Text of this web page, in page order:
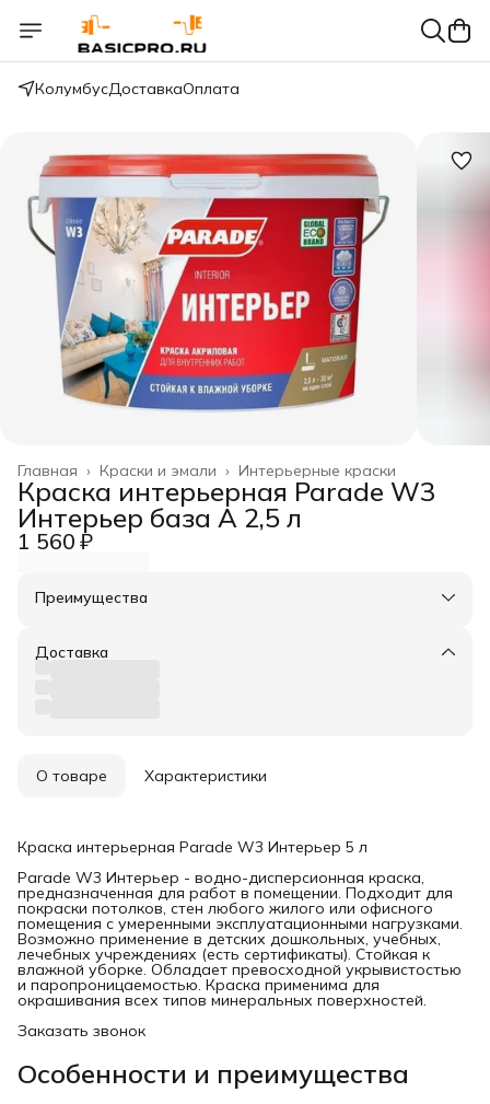
КолумбусДоставкаОплата
Интерьерные краски
Краски и эмали ›
Главная ›
Краска интерьерная Parade W3
Интерьер база А 2,5 л
1 560 ₽
Преимущества
Оплата частями в Сплит
Удобный возврат
Доставка
О товаре Характеристики
Краска интерьерная Parade W3 Интерьер 5 л
Parade W3 Интерьер - водно-дисперсионная краска,
предназначенная для работ в помещении. Подходит для
покраски потолков, стен любого жилого или офисного
помещения с умеренными эксплуатационными нагрузками.
Возможно применение в детских дошкольных, учебных,
лечебных учреждениях (есть сертификаты). Стойкая к
влажной уборке. Обладает превосходной укрывистостью
и паропроницаемостью. Краска применима для
окрашивания всех типов минеральных поверхностей.
Заказать звонок
Особенности и преимущества